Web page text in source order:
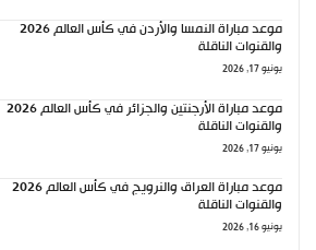
موعد مباراة النمسا والأردن في كأس العالم 2026
والقنوات الناقلة
يونيو 17, 2026
موعد مباراة الأرجنتين والجزائر في كأس العالم 2026
والقنوات الناقلة
يونيو 17, 2026
موعد مباراة العراق والنرويج في كأس العالم 2026
والقنوات الناقلة
يونيو 16, 2026